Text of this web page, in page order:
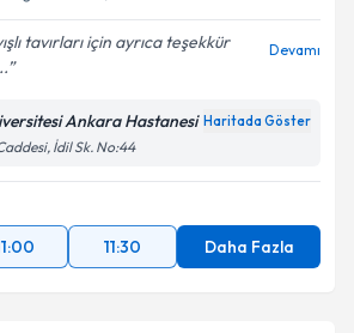
işlenmesine ilişkin
işlenmesini kabul ediyorum.
tavırları için ayrıca teşekkür
Devamı
Ankara Hastanesi Haritada Göster
İdil Sk. No:44
11:30 Daha Fazla